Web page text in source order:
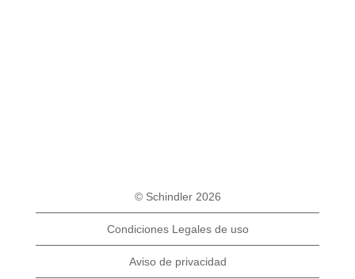
© Schindler 2026
Condiciones Legales de uso
Aviso de privacidad